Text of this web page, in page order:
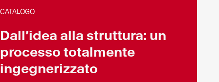
CATALOGO
Dall’idea alla struttura: un
processo totalmente
ingegnerizzato